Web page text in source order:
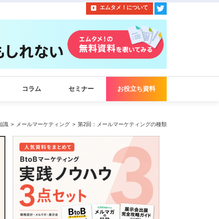
エムタメ！について
コラム セミナー お役立ち資料
識 メールマーケティング 第2回：メールマーケティングの種類